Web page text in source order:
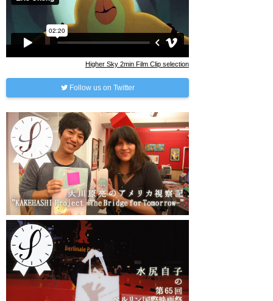
Higher Sky 2min Film Clip selection
Follow us on Twitter